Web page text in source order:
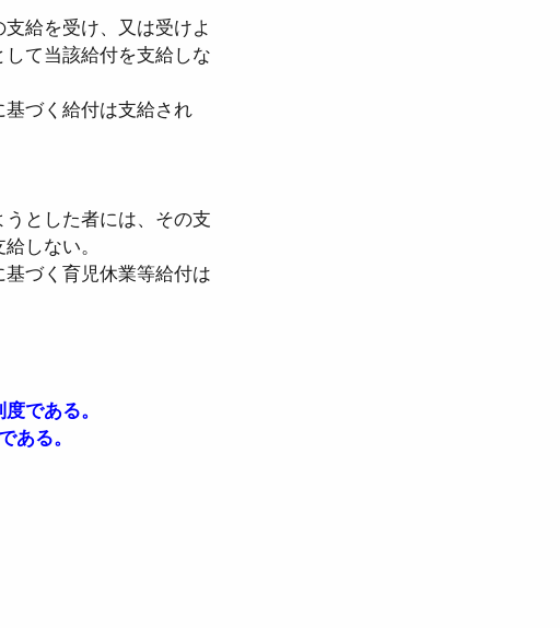
給を受け、又は受けよ
て当該給付を支給しな
づく給付は支給され
とした者には、その支
しない。
づく育児休業等給付は
である。
ある。